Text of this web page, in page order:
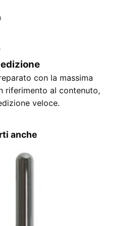
con la massima
riferimento al contenuto,
veloce.
anche